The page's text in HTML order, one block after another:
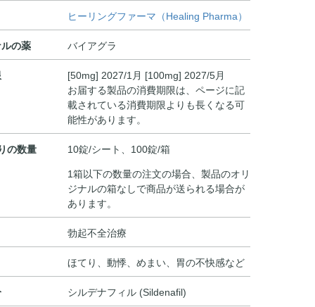
ヒーリングファーマ（Healing Pharma）
の薬 バイアグラ
[50mg] 2027/1月 [100mg] 2027/5月
お届する製品の消費期限は、ページに記
載されている消費期限よりも長くなる可
能性があります。
の数量
10錠/シート、100錠/箱
1箱以下の数量の注文の場合、製品のオリ
ジナルの箱なしで商品が送られる場合が
あります。
勃起不全治療
ほてり、動悸、めまい、胃の不快感など
シルデナフィル (Sildenafil)